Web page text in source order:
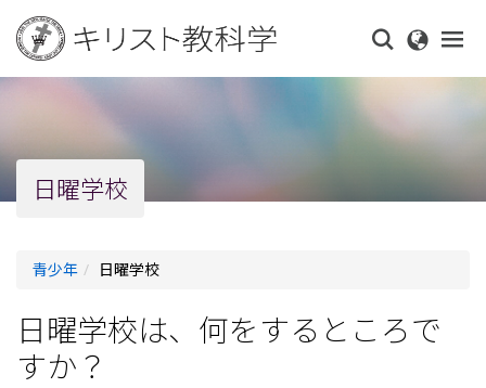
main
content
日曜学校
青少年 日曜学校
日曜学校は、何をするところで
すか？